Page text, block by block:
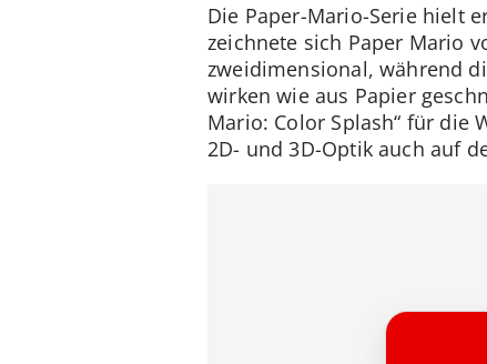
Die Paper-Mario-Serie hielt
zeichnete sich Paper Mario
zweidimensional, während
wirken wie aus Papier
Mario: Color Splash“ für die
2D- und 3D-Optik auch auf